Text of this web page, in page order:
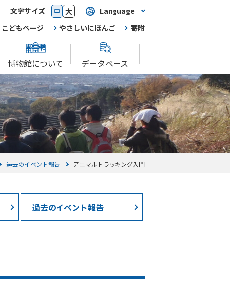
文字サイズ 中 大
Language
こどもページ やさしいにほんご 寄附
博物館について データベース
過去のイベント報告 アニマルトラッキング入門
過去のイベント報告